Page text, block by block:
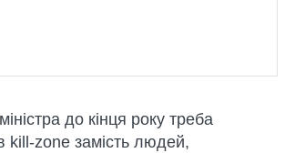
до кінця року треба
kill-zone замість людей,